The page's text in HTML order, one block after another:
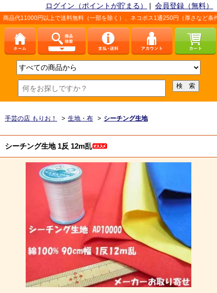
ログイン（ポイントが貯まる） | 会員登録（無料）
で送料無料（一部を除く）、ネコポス1通250円（厚さなど条件あり）。詳しく
手芸の店 もりお！ > 生地・布 > シーチング生地
シーチング生地 1反 12m乱